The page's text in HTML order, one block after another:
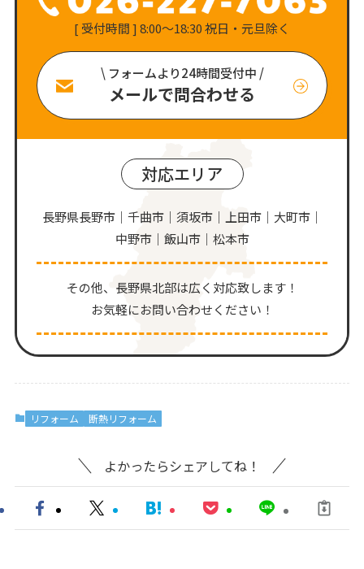
[ 受付時間 ] 8:00〜18:30 祝日・元旦除く
\ フォームより24時間受付中 /
メールで問合わせる
対応エリア
長野県長野市｜千曲市｜須坂市｜上田市｜大町市｜
中野市｜飯山市｜松本市
その他、⻑野県北部は広く対応致します！
お気軽にお問い合わせください！
リフォーム 断熱リフォーム
よかったらシェアしてね！